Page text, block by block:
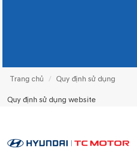
Trang chủ Quy định sử dụng
Quy định sử dụng website